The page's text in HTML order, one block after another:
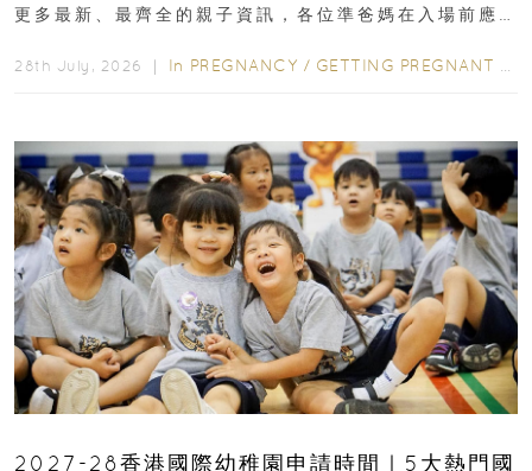
更多最新、最齊全的親子資訊，各位準爸媽在入場前應
28th July, 2026 ｜ In PREGNANCY / GETTING PREGNANT
2027-28香港國際幼稚園申請時間｜5大熱門國